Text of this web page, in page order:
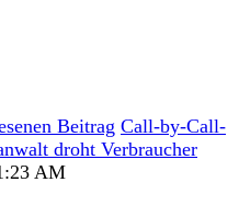
Call-by-Call-
droht Verbraucher
AM